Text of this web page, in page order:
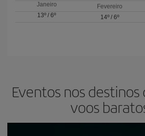
Janeiro
13º /6º
Fevereiro
14º / 6º
Eventos nos destinos
voos